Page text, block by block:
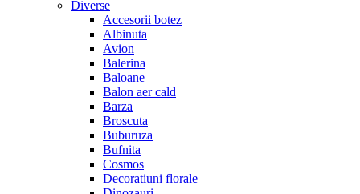
Diverse
Accesorii botez
Albinuta
Avion
Balerina
Baloane
Balon aer cald
Barza
Broscuta
Buburuza
Bufnita
Cosmos
Decoratiuni florale